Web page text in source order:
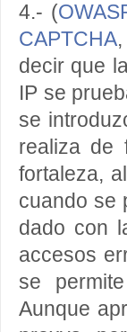
4.- (
CAPTCHA
decir que
IP se
se
realiza de
fortaleza,
cuando se
dado con
accesos
se
Aunque